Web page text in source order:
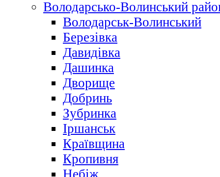
Володарсько-Волинський
Володарськ-Волинський
Березівка
Давидівка
Дашинка
Дворище
Добринь
Зубринка
Іршанськ
Краївщина
Кропивня